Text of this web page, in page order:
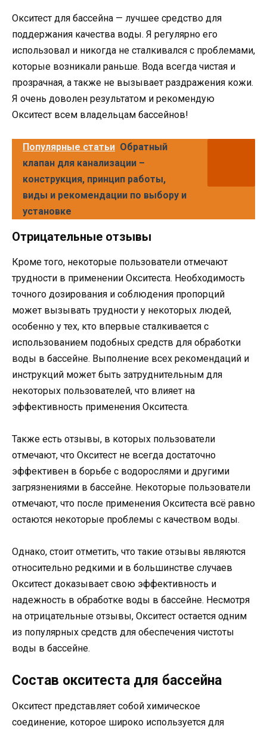
Окситест для бассейна — лучшее средство для
поддержания качества воды. Я регулярно его
использовал и никогда не сталкивался с проблемами,
которые возникали раньше. Вода всегда чистая и
прозрачная, а также не вызывает раздражения кожи.
Я очень доволен результатом и рекомендую
Окситест всем владельцам бассейнов!
Популярные статьи Обратный
клапан для канализации –
конструкция, принцип работы,
виды и рекомендации по выбору и
установке
Отрицательные отзывы
Кроме того, некоторые пользователи отмечают
трудности в применении Окситеста. Необходимость
точного дозирования и соблюдения пропорций
может вызывать трудности у некоторых людей,
особенно у тех, кто впервые сталкивается с
использованием подобных средств для обработки
воды в бассейне. Выполнение всех рекомендаций и
инструкций может быть затруднительным для
некоторых пользователей, что влияет на
эффективность применения Окситеста.
Также есть отзывы, в которых пользователи
отмечают, что Окситест не всегда достаточно
эффективен в борьбе с водорослями и другими
загрязнениями в бассейне. Некоторые пользователи
отмечают, что после применения Окситеста всё равно
остаются некоторые проблемы с качеством воды.
Однако, стоит отметить, что такие отзывы являются
относительно редкими и в большинстве случаев
Окситест доказывает свою эффективность и
надежность в обработке воды в бассейне. Несмотря
на отрицательные отзывы, Окситест остается одним
из популярных средств для обеспечения чистоты
воды в бассейне.
Состав окситеста для бассейна
Окситест представляет собой химическое
соединение, которое широко используется для